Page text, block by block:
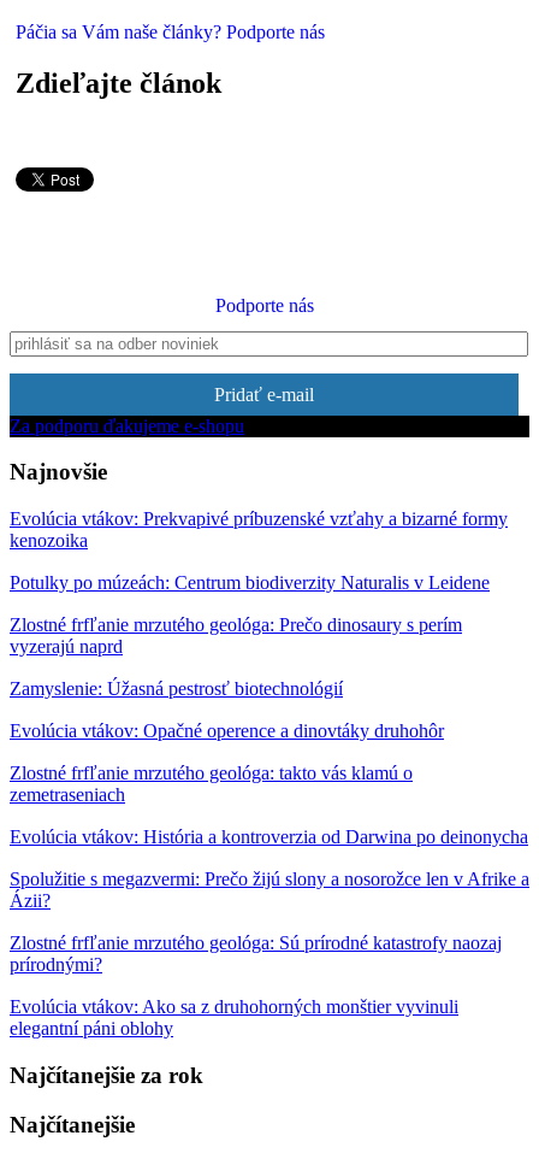
Páčia sa Vám naše články? Podporte nás
Zdieľajte článok
Podporte nás
Pridať e-mail
Za podporu ďakujeme e-shopu
Najnovšie
Evolúcia vtákov: Prekvapivé príbuzenské vzťahy a bizarné formy
kenozoika
Potulky po múzeách: Centrum biodiverzity Naturalis v Leidene
Zlostné frfľanie mrzutého geológa: Prečo dinosaury s perím
vyzerajú naprd
Zamyslenie: Úžasná pestrosť biotechnológií
Evolúcia vtákov: Opačné operence a dinovtáky druhohôr
Zlostné frfľanie mrzutého geológa: takto vás klamú o
zemetraseniach
Evolúcia vtákov: História a kontroverzia od Darwina po deinonycha
Spolužitie s megazvermi: Prečo žijú slony a nosorožce len v Afrike a
Ázii?
Zlostné frfľanie mrzutého geológa: Sú prírodné katastrofy naozaj
prírodnými?
Evolúcia vtákov: Ako sa z druhohorných monštier vyvinuli
elegantní páni oblohy
Najčítanejšie za rok
Najčítanejšie